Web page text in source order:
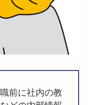
職前に社内の教